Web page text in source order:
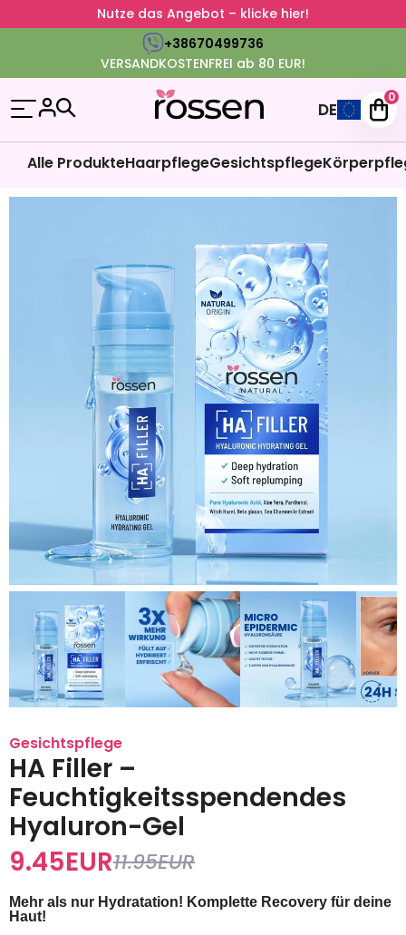
Nutze das Angebot – klicke hier!
+38670499736
VERSANDKOSTENFREI ab 80 EUR!
DE
0
Alle ProdukteHaarpflegeGesichtspflege
Gesichtspflege
HA Filler –
Feuchtigkeitsspendendes
Hyaluron-Gel
9.45EUR11.95EUR
Mehr als nur Hydratation! Komplette Recovery für deine
Haut!